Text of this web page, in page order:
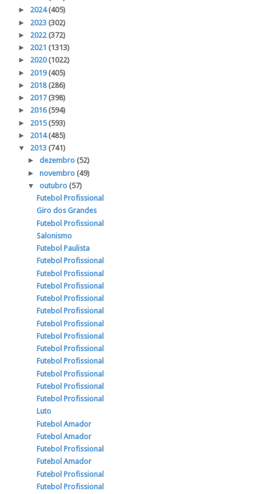
► 2024(405)
► 2023 (302)
► 2022(372)
► 2021 (1313)
► 2020(1022)
► 2019(405)
► 2018(286)
► 2017(398)
► 2016(594)
► 2015(593)
► 2014(485)
▼ 2013 (741)
► dezembro (52)
► novembro (49)
▼ outubro (57)
Futebol Profissional
Giro dos Grandes
Futebol Profissional
Salonismo
Futebol Paulista
Futebol Profissional
Futebol Profissional
Futebol Profissional
Futebol Profissional
Futebol Profissional
Futebol Profissional
Futebol Profissional
Futebol Profissional
Futebol Profissional
Futebol Profissional
Futebol Profissional
Futebol Profissional
Luto
Futebol Amador
Futebol Amador
Futebol Profissional
Futebol Amador
Futebol Profissional
Futebol Profissional